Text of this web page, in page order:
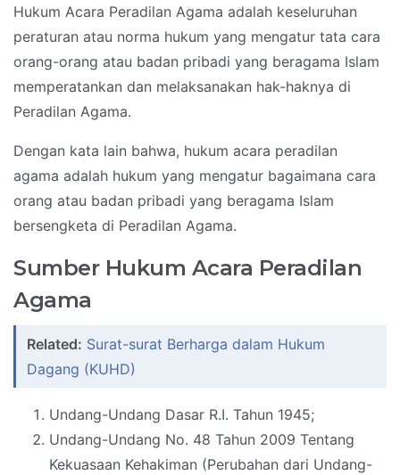
Hukum Acara Peradilan Agama adalah keseluruhan
peraturan atau norma hukum yang mengatur tata cara
orang-orang atau badan pribadi yang beragama Islam
memperatankan dan melaksanakan hak-haknya di
Peradilan Agama.
Dengan kata lain bahwa, hukum acara peradilan
agama adalah hukum yang mengatur bagaimana cara
orang atau badan pribadi yang beragama Islam
bersengketa di Peradilan Agama.
Sumber Hukum Acara Peradilan
Agama
Related: Surat-surat Berharga dalam Hukum
Dagang (KUHD)
Undang-Undang Dasar R.I. Tahun 1945;
Undang-Undang No. 48 Tahun 2009 Tentang
Kekuasaan Kehakiman (Perubahan dari Undang-